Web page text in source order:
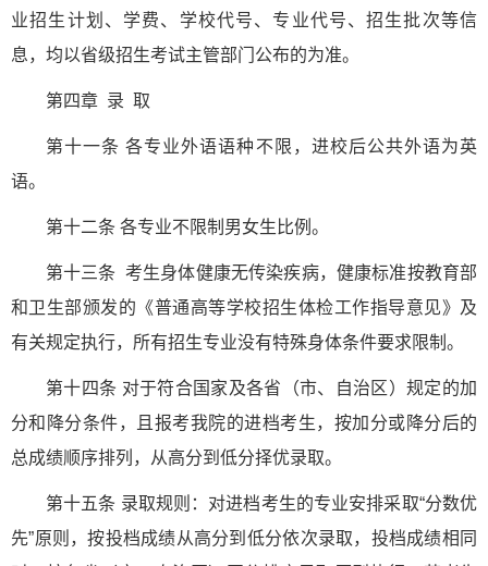
业招生计划、学费、学校代号、专业代号、招生批次等信
息，均以省级招生考试主管部门公布的为准。
第四章 录 取
第十一条 各专业外语语种不限，进校后公共外语为英
语。
第十二条 各专业不限制男女生比例。
第十三条 考生身体健康无传染疾病，健康标准按教育部
和卫生部颁发的《普通高等学校招生体检工作指导意见》及
有关规定执行，所有招生专业没有特殊身体条件要求限制。
第十四条 对于符合国家及各省（市、自治区）规定的加
分和降分条件，且报考我院的进档考生，按加分或降分后的
总成绩顺序排列，从高分到低分择优录取。
第十五条 录取规则：对进档考生的专业安排采取“分数优
先”原则，按投档成绩从高分到低分依次录取，投档成绩相同